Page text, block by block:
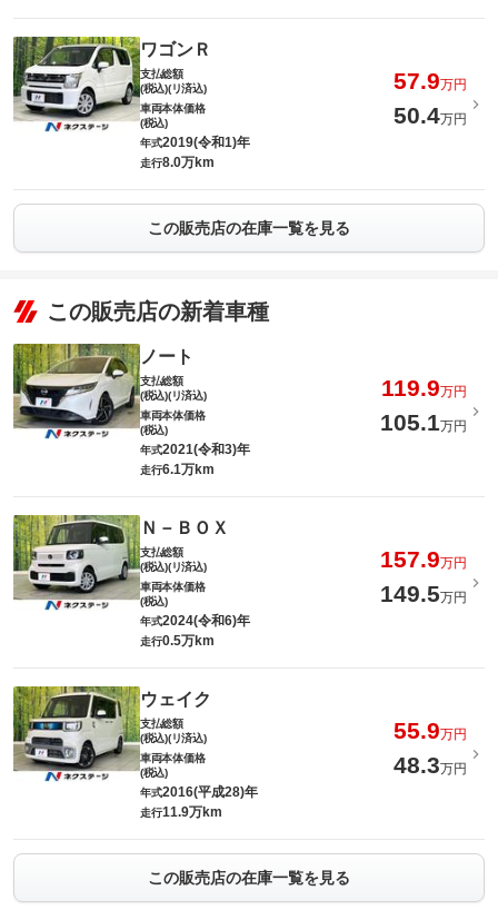
ワゴンＲ
支払総額
(税込)(リ済込)
57.9万円
車両本体価格
(税込)
50.4万円
年式2019(令和1)年
走行8.0万km
この販売店の在庫一覧を見る
この販売店の新着車種
ノート
支払総額
(税込)(リ済込)
119.9万円
車両本体価格
(税込)
105.1万円
年式2021(令和3)年
走行6.1万km
Ｎ－ＢＯＸ
支払総額
(税込)(リ済込)
157.9万円
車両本体価格
(税込)
149.5万円
年式2024(令和6)年
走行0.5万km
ウェイク
支払総額
(税込)(リ済込)
55.9万円
車両本体価格
(税込)
48.3万円
年式2016(平成28)年
走行11.9万km
この販売店の在庫一覧を見る